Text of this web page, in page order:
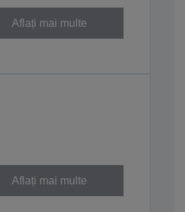
Aflați mai multe
Aflați mai multe